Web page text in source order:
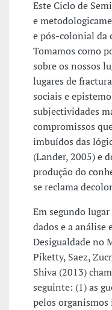
Este Ciclo de
e
e pós-colonial da
Tomamos como
sobre os nossos
lugares de
sociais e
subjectividades
compromissos
imbuídos das
(Lander, 2005) e
produção do
se reclama
Em segundo
dados e a análise
Desigualdade no
Piketty, Saez,
Shiva (2013)
seguinte: (1) as
pelos